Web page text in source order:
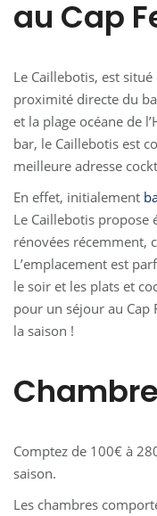
au Cap
Le Caillebotis, est
proximité directe du
et la plage océane de
bar, le Caillebotis est
meilleure adresse
En effet, initialement
Le Caillebotis propose
rénovées récemment,
L’emplacement est
le soir et les plats et
pour un séjour au Cap
la saison !
Comptez de 100€ à
saison.
Les chambres